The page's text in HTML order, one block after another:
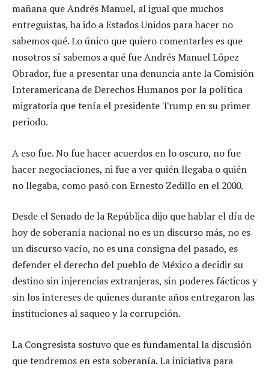
mañana que Andrés Manuel, al igual que muchos
entreguistas, ha ido a Estados Unidos para hacer no
sabemos qué. Lo único que quiero comentarles es que
nosotros sí sabemos a qué fue Andrés Manuel López
Obrador, fue a presentar una denuncia ante la Comisión
Interamericana de Derechos Humanos por la política
migratoria que tenía el presidente Trump en su primer
periodo.
A eso fue. No fue hacer acuerdos en lo oscuro, no fue
hacer negociaciones, ni fue a ver quién llegaba o quién
no llegaba, como pasó con Ernesto Zedillo en el 2000.
Desde el Senado de la República dijo que hablar el día de
hoy de soberanía nacional no es un discurso más, no es
un discurso vacío, no es una consigna del pasado, es
defender el derecho del pueblo de México a decidir su
destino sin injerencias extranjeras, sin poderes fácticos y
sin los intereses de quienes durante años entregaron las
instituciones al saqueo y la corrupción.
La Congresista sostuvo que es fundamental la discusión
que tendremos en esta soberanía. La iniciativa para